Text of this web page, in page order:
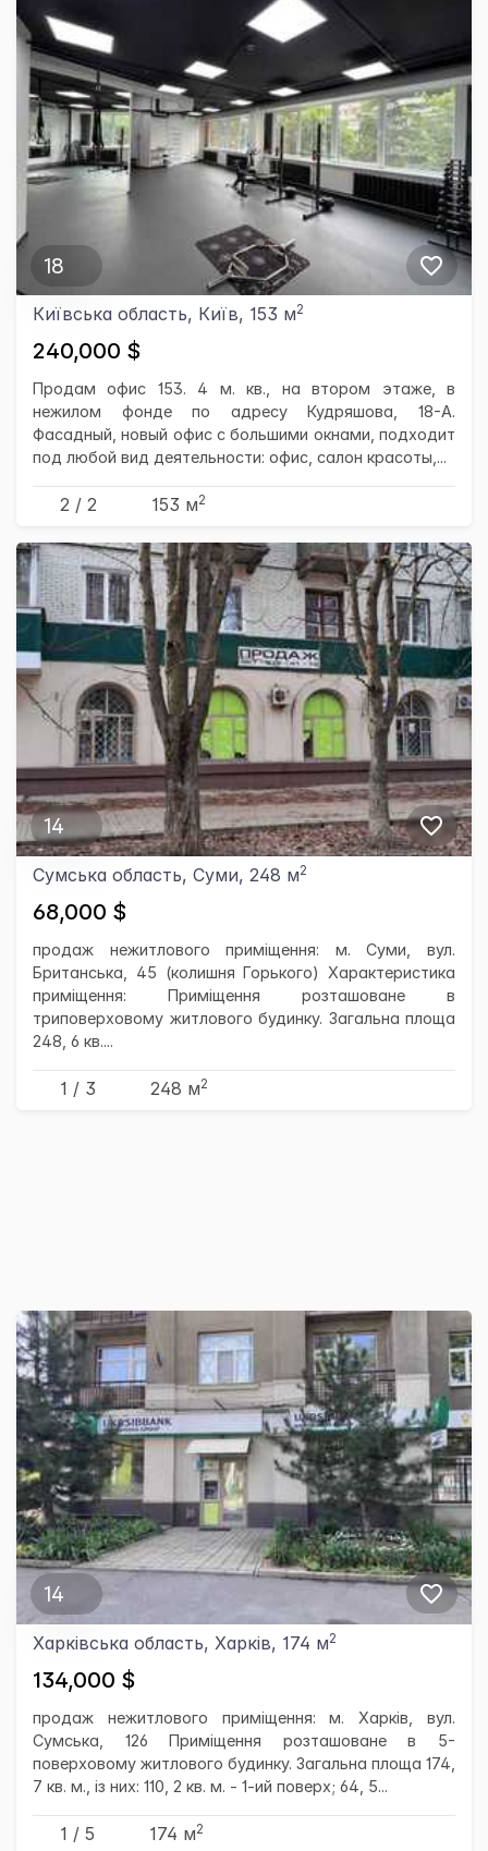
18
Київська область, Київ, 153 м2
240,000 $
Продам офис 153. 4 м. кв., на втором этаже, в
нежилом фонде по адресу Кудряшова, 18-А.
Фасадный, новый офис с большими окнами, подходит
под любой вид деятельности: офис, салон красоты,...
2 / 2 153 м2
14
Сумська область, Суми, 248 м2
68,000 $
продаж нежитлового приміщення: м. Суми, вул.
Британська, 45 (колишня Горького) Характеристика
приміщення: Приміщення розташоване в
триповерховому житлового будинку. Загальна площа
248, 6 кв....
1 / 3 248 м2
14
Харківська область, Харків, 174 м2
134,000 $
продаж нежитлового приміщення: м. Харків, вул.
Сумська, 126 Приміщення розташоване в 5-
поверховому житлового будинку. Загальна площа 174,
7 кв. м., із них: 110, 2 кв. м. - 1-ий поверх; 64, 5...
1 / 5 174 м2